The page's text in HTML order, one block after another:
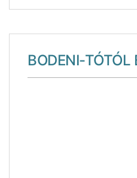
BODENI-TÓTÓL